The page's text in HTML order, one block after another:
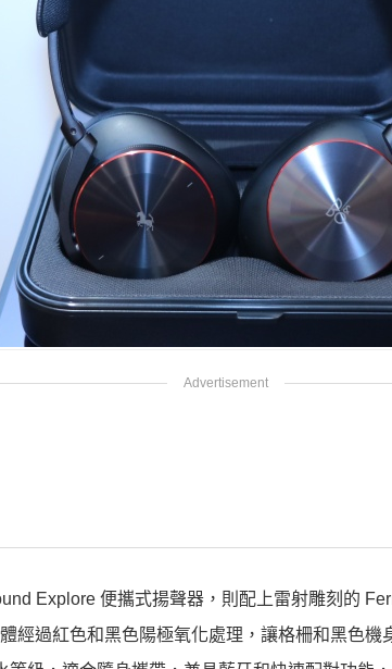
Explore 便攜式揚聲器，則配上雷射雕刻的
經過紅色和黑色陽極氧化處理，讓格柵和黑色